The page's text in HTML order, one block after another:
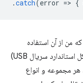
.catch(error => {
به خاطر داشته باشید که کتابخانه WebUSB که من از آن استفاده
می‌کنم فقط یک پروتکل نمونه (بر اساس پروتکل استاندارد سریال USB)
هر مجموعه و انواع